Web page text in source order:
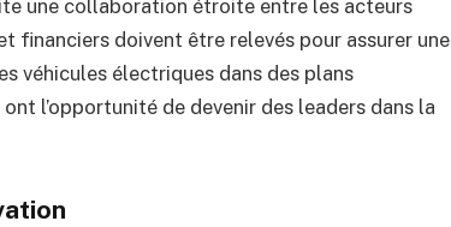
une collaboration étroite entre les acteurs
financiers doivent être relevés pour assurer une
véhicules électriques dans des plans
l’opportunité de devenir des leaders dans la